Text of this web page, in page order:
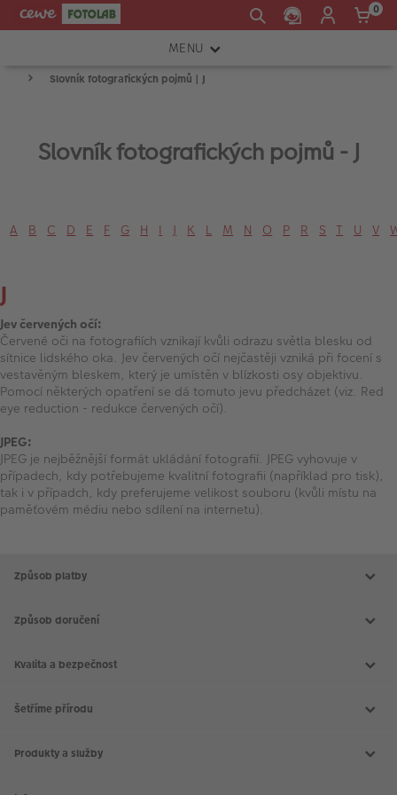
0
MENU
FOTOAPARÁTY
ATELIÉR
TISKÁRNY A SKENERY
RÁMEČKY
FOTOALBA
VÝPRODEJ
FOTO BAZAR
Akce a slevy
Fotoprodukty
Slovník fotografických pojmů | J
Slovník fotografických pojmů - J
A B C D E F G H I J K L M N O P R S T U V
J
Jev červených očí:
Červené oči na fotografiích vznikají kvůli odrazu světla blesku od
sítnice lidského oka. Jev červených očí nejčastěji vzniká při focení s
vestavěným bleskem, který je umístěn v blízkosti osy objektivu.
Pomocí některých opatření se dá tomuto jevu předcházet (viz. Red
eye reduction - redukce červených očí).
JPEG:
JPEG je nejběžnější formát ukládání fotografií. JPEG vyhovuje v
případech, kdy potřebujeme kvalitní fotografii (například pro tisk),
tak i v případch, kdy preferujeme velikost souboru (kvůli místu na
paměťovém médiu nebo sdílení na internetu).
Způsob platby
Způsob doručení
Kvalita a bezpečnost
Šetříme přírodu
Produkty a služby